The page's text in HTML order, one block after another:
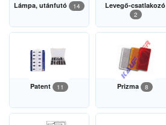
Lámpa, utánfutó 14 Levegő-csatlakozó
2
Patent 11 Prizma 8